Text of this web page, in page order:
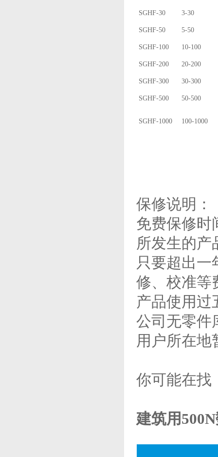
SGHF-30 3-30
SGHF-50 5-50
SGHF-100 10-100
SGHF-200 20-200
SGHF-300 30-300
SGHF-500 50-500
SGHF-1000 100-1000
保修说明：
免费保修时
所发生的产
只要超出一
修、校准等
产品使用过
公司无零件
用户所在地
你可能在找
建筑用